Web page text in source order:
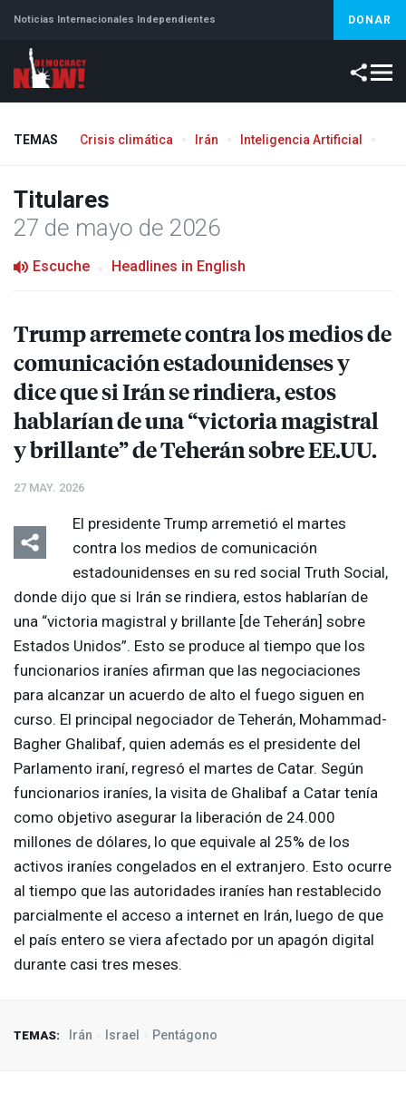
Noticias Internacionales Independientes DONAR
TEMAS Crisis climática Irán Inteligencia Artificial
Titulares
27 de mayo de 2026
Escuche Headlines in English
Trump arremete contra los medios de
comunicación estadounidenses y
dice que si Irán se rindiera, estos
hablarían de una “victoria magistral
y brillante” de Teherán sobre EE.UU.
27 MAY. 2026
El presidente Trump arremetió el martes
contra los medios de comunicación
estadounidenses en su red social Truth Social,
donde dijo que si Irán se rindiera, estos hablarían de
una “victoria magistral y brillante [de Teherán] sobre
Estados Unidos”. Esto se produce al tiempo que los
funcionarios iraníes afirman que las negociaciones
para alcanzar un acuerdo de alto el fuego siguen en
curso. El principal negociador de Teherán, Mohammad-
Bagher Ghalibaf, quien además es el presidente del
Parlamento iraní, regresó el martes de Catar. Según
funcionarios iraníes, la visita de Ghalibaf a Catar tenía
como objetivo asegurar la liberación de 24.000
millones de dólares, lo que equivale al 25% de los
activos iraníes congelados en el extranjero. Esto ocurre
al tiempo que las autoridades iraníes han restablecido
parcialmente el acceso a internet en Irán, luego de que
el país entero se viera afectado por un apagón digital
durante casi tres meses.
TEMAS: Irán Israel Pentágono